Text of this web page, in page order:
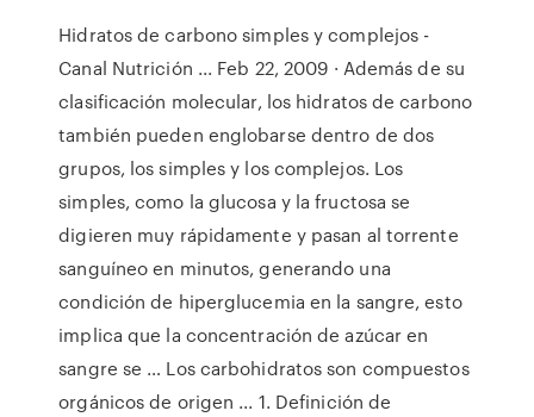
Hidratos de carbono simples y complejos -
Canal Nutrición ... Feb 22, 2009 · Además de su
clasificación molecular, los hidratos de carbono
también pueden englobarse dentro de dos
grupos, los simples y los complejos. Los
simples, como la glucosa y la fructosa se
digieren muy rápidamente y pasan al torrente
sanguíneo en minutos, generando una
condición de hiperglucemia en la sangre, esto
implica que la concentración de azúcar en
sangre se … Los carbohidratos son compuestos
orgánicos de origen ... 1. Definición de